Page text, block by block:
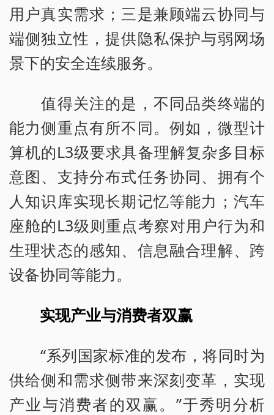
用户真实需求；三是兼顾端云协同与
端侧独立性，提供隐私保护与弱网场
景下的安全连续服务。
值得关注的是，不同品类终端的
能力侧重点有所不同。例如，微型计
算机的L3级要求具备理解复杂多目标
意图、支持分布式任务协同、拥有个
人知识库实现长期记忆等能力；汽车
座舱的L3级则重点考察对用户行为和
生理状态的感知、信息融合理解、跨
设备协同等能力。
实现产业与消费者双赢
“系列国家标准的发布，将同时为
供给侧和需求侧带来深刻变革，实现
产业与消费者的双赢。”于秀明分析